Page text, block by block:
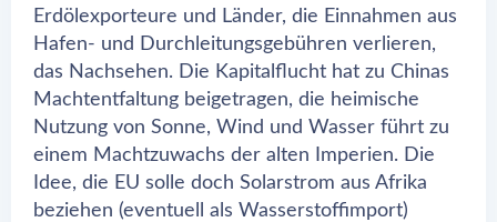
Erdölexporteure und Länder, die Einnahmen aus
Hafen- und Durchleitungsgebühren verlieren,
das Nachsehen. Die Kapitalflucht hat zu Chinas
Machtentfaltung beigetragen, die heimische
Nutzung von Sonne, Wind und Wasser führt zu
einem Machtzuwachs der alten Imperien. Die
Idee, die EU solle doch Solarstrom aus Afrika
beziehen (eventuell als Wasserstoffimport)